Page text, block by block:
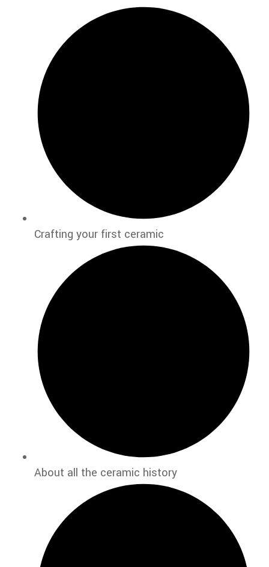
Crafting your first ceramic
About all the ceramic history